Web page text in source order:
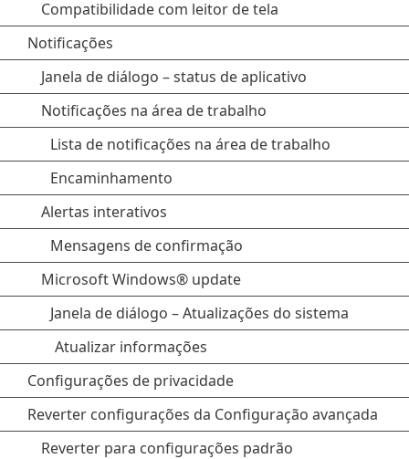
Compatibilidade com leitor de tela
Notificações
Janela de diálogo – status de aplicativo
Notificações na área de trabalho
Lista de notificações na área de trabalho
Encaminhamento
Alertas interativos
Mensagens de confirmação
Microsoft Windows® update
Janela de diálogo – Atualizações do sistema
Atualizar informações
Configurações de privacidade
Reverter configurações da Configuração avançada
Reverter para configurações padrão